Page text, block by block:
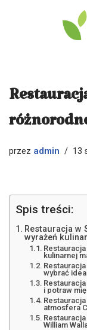
przez admin 13
Spis treści:
Restauracja w
wyrażeń
kulinarnej
wybrać
i potraw
atmosfera
William